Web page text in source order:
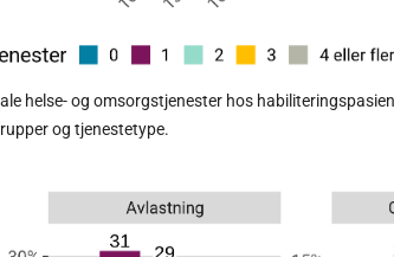
helse- og omsorgstjenester hos
og tjenestetype.